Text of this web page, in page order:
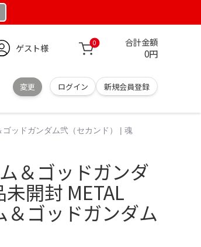
ゲスト様 0 合計金額
0円
変更 ログイン 新規会員登録
ッドガンダム弐（セカンド） | 魂
＆ゴッドガンダ
開封 METAL
＆ゴッドガンダム